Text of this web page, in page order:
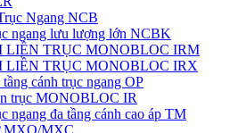
Ngang NCB
ngang lưu lượng lớn NCBK
LIỀN TRỤC MONOBLOC IRM
LIỀN TRỤC MONOBLOC IRX
cánh trục ngang OP
trục MONOBLOC IR
ngang đa tầng cánh cao áp TM
MXO/MXC